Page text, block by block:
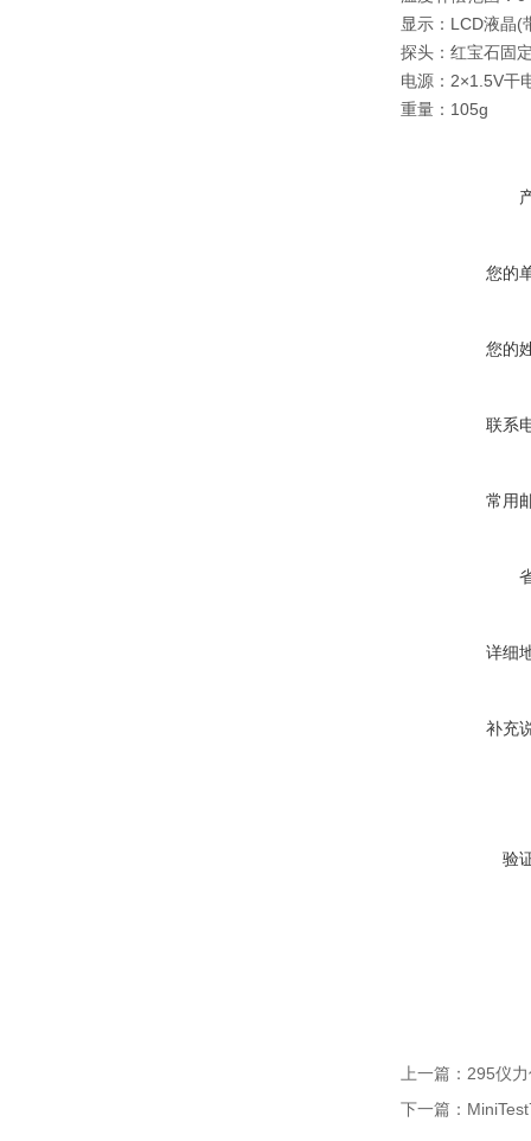
显示：LCD液
探头：红宝石
电源：2×1.5V干
重量：105g
您的
您的
联系
常用
详细
补充
验
上一篇： 295仪
下一篇：